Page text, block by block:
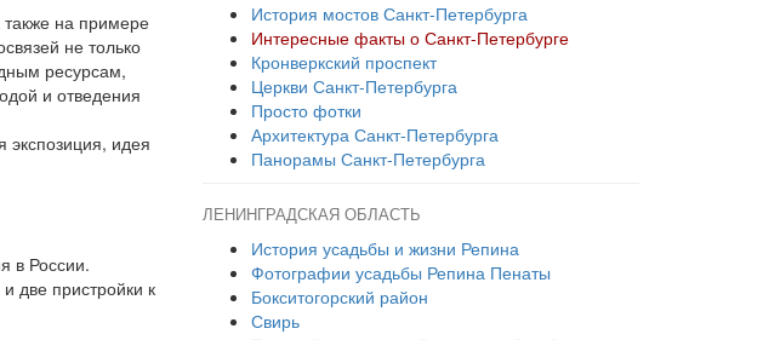
на примере
не только
ресурсам,
и отведения
экспозиция, идея
в России.
две пристройки к
История мостов Санкт-Петербурга
Интересные факты о Санкт-Петербурге
Кронверкский проспект
Церкви Санкт-Петербурга
Просто фотки
Архитектура Санкт-Петербурга
Панорамы Санкт-Петербурга
ЛЕНИНГРАДСКАЯ ОБЛАСТЬ
История усадьбы и жизни Репина
Фотографии усадьбы Репина Пенаты
Бокситогорский район
Свирь